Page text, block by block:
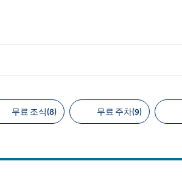
무료 조식(8) 무료 주차(9)